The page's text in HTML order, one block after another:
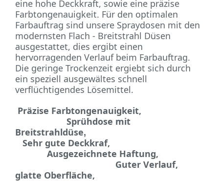
eine hohe Deckkraft, sowie eine präzise
Farbtongenauigkeit. Für den optimalen
Farbauftrag sind unsere Spraydosen mit den
modernsten Flach - Breitstrahl Düsen
ausgestattet, dies ergibt einen
hervorragenden Verlauf beim Farbauftrag.
Die geringe Trockenzeit ergiebt sich durch
ein speziell ausgewältes schnell
verflüchtigendes Lösemittel.
Präzise Farbtongenauigkeit,
Sprühdose mit
Breitstrahldüse,
Sehr gute Deckkraf,
Ausgezeichnete Haftung,
Guter Verlauf,
glatte Oberfläche,